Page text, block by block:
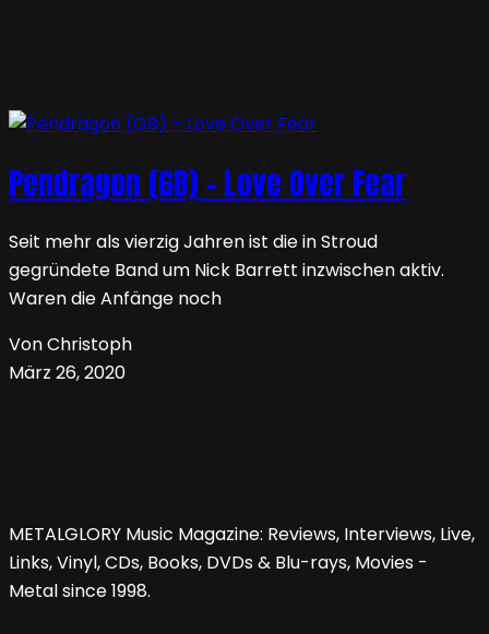
Pendragon (GB) – Love Over Fear
Seit mehr als vierzig Jahren ist die in Stroud
gegründete Band um Nick Barrett inzwischen aktiv.
Waren die Anfänge noch
Von Christoph
März 26, 2020
METALGLORY Music Magazine: Reviews, Interviews, Live,
Links, Vinyl, CDs, Books, DVDs & Blu-rays, Movies -
Metal since 1998.